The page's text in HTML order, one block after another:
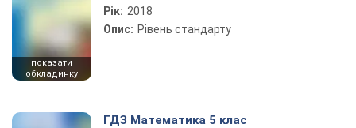
показати
обкладинку
Рік: 2018
Опис: Рівень стандарту
ГДЗ Математика 5 клас